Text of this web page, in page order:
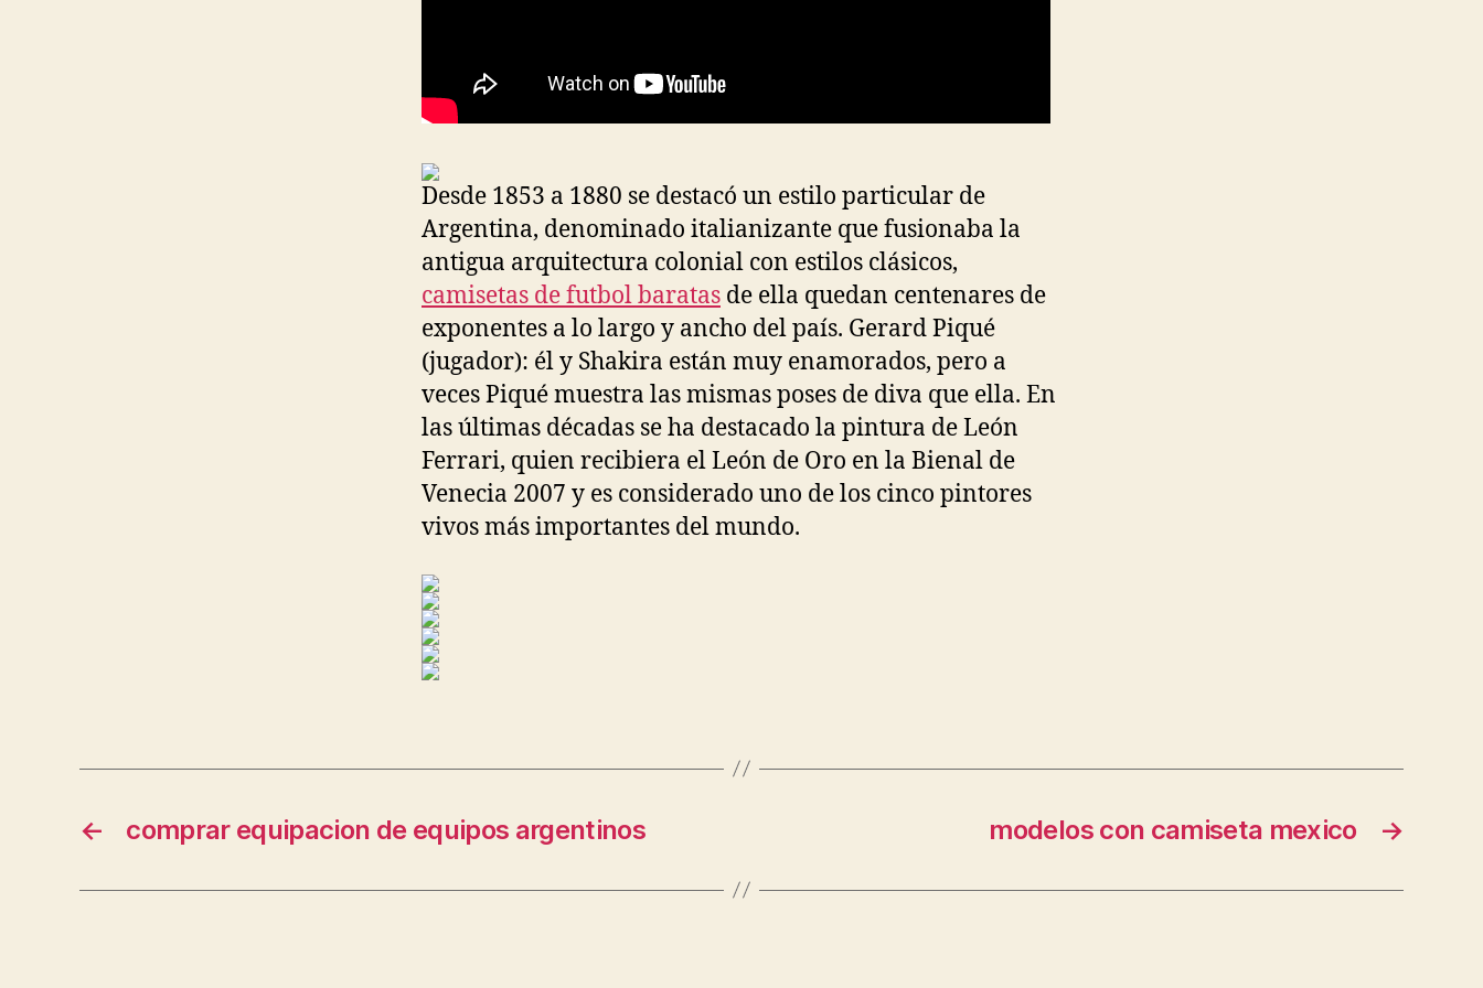
Desde 1853 a 1880 se destacó un estilo particular de
Argentina, denominado italianizante que fusionaba la
antigua arquitectura colonial con estilos clásicos,
camisetas de futbol baratas de ella quedan centenares de
exponentes a lo largo y ancho del país. Gerard Piqué
(jugador): él y Shakira están muy enamorados, pero a
veces Piqué muestra las mismas poses de diva que ella. En
las últimas décadas se ha destacado la pintura de León
Ferrari, quien recibiera el León de Oro en la Bienal de
Venecia 2007 y es considerado uno de los cinco pintores
vivos más importantes del mundo.
← comprar equipacion de equipos argentinos →
modelos con camiseta mexico